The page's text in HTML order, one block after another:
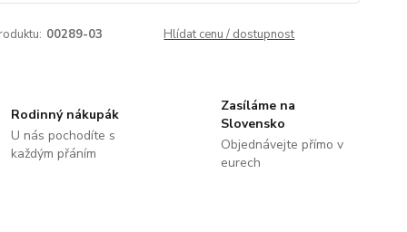
00289-03 Hlídat cenu / dostupnost
Rodinný nákupák
U nás pochodíte s
každým přáním
Zasíláme na
Slovensko
Objednávejte přímo v
eurech